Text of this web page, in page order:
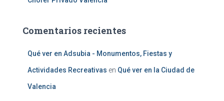
Comentarios recientes
Qué ver en Adsubia - Monumentos, Fiestas y
Actividades Recreativas en Qué ver en la Ciudad de
Valencia